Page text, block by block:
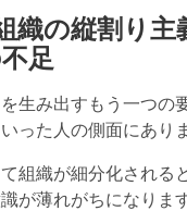
織の縦割り主
足
生み出すもう一つの
った人の側面にあり
組織が細分化される
が薄れがちになりま